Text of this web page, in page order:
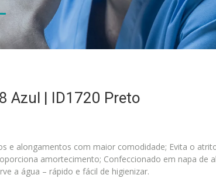
Azul | ID1720 Preto
e alongamentos com maior comodidade; Evita o
amortecimento; Confeccionado em napa de
a água – rápido e fácil de higienizar.